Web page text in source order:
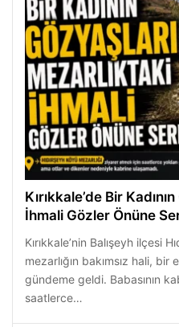
Kırıkkale’de Bir
İhmali Gözler Önüne
Kırıkkale’nin Balışeyh ilçesi
mezarlığın bakımsız hali, bir
gündeme geldi. Babasının
saatlerce…